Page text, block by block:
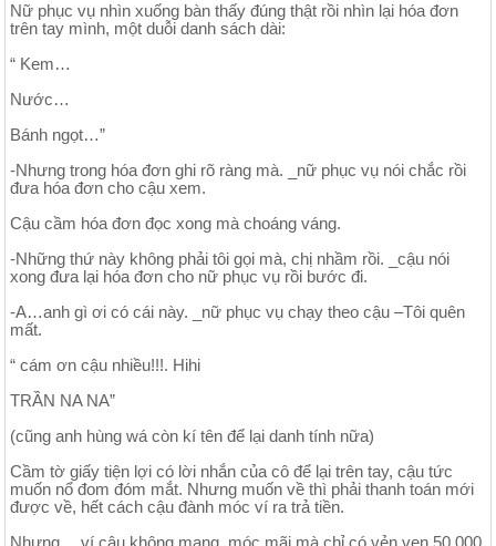
Nữ phục vụ nhìn xuống bàn thấy đúng thật rồi nhìn lại hóa đơn
trên tay mình, một duỗi danh sách dài:
“ Kem…
Nước…
Bánh ngọt…”
-Nhưng trong hóa đơn ghi rõ ràng mà. _nữ phục vụ nói chắc rồi
đưa hóa đơn cho cậu xem.
Cậu cầm hóa đơn đọc xong mà choáng váng.
-Những thứ này không phải tôi gọi mà, chị nhầm rồi. _cậu nói
xong đưa lại hóa đơn cho nữ phục vụ rồi bước đi.
-A…anh gì ơi có cái này. _nữ phục vụ chạy theo cậu –Tôi quên
mất.
“ cám ơn cậu nhiều!!!. Hihi
TRẦN NA NA”
(cũng anh hùng wá còn kí tên để lại danh tính nữa)
Cầm tờ giấy tiện lợi có lời nhắn của cô để lại trên tay, cậu tức
muốn nổ đom đóm mắt. Nhưng muốn về thì phải thanh toán mới
được về, hết cách cậu đành móc ví ra trả tiền.
Nhưng… ví cậu không mang, móc mãi mà chỉ có vẻn vẹn 50 000